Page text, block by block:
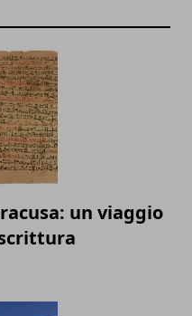
un viaggio